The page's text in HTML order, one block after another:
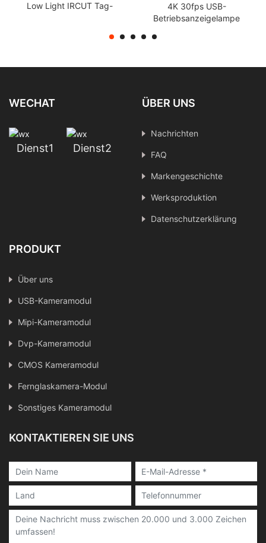
Low Light IRCUT Tag-
olgung
4K 30fps USB-
Betriebsanzeigelampe
Sichtinspektion IMX415
WECHAT
Dienst1 Dienst2
ÜBER UNS
Nachrichten
FAQ
Markengeschichte
Werksproduktion
Datenschutzerklärung
PRODUKT
Über uns
USB-Kameramodul
Mipi-Kameramodul
Dvp-Kameramodul
CMOS Kameramodul
Fernglaskamera-Modul
Sonstiges Kameramodul
KONTAKTIEREN SIE UNS